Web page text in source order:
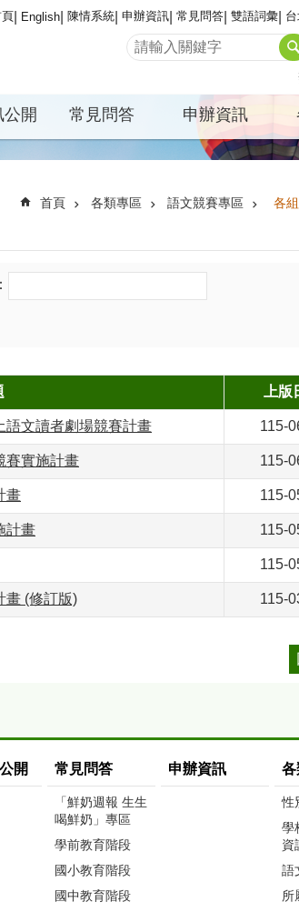
頁 English 陳情系統 申辦資訊 常見問答 雙語詞彙
開 常見問答 申辦資訊
首頁 各類專區 語文競賽專區 各
上版
語文讀者劇場競賽計畫 115-
賽實施計畫 115-
畫 115-
計畫 115-
115-
畫 (修訂版) 115-
開 常見問答
「鮮奶週報 生生
喝鮮奶」專區
學前教育階段
國小教育階段
國中教育階段
申辦資訊 各
性
學
資
語
所